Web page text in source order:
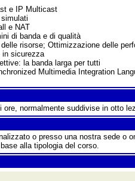
e IP Multicast
e NAT
di banda e di qualità
risorse; Ottimizzazione delle
in sicurezza
la banda larga per tutti
Multimedia Integration
ore, normalmente suddivise in otto
o presso una nostra sede o
alla tipologia del corso.